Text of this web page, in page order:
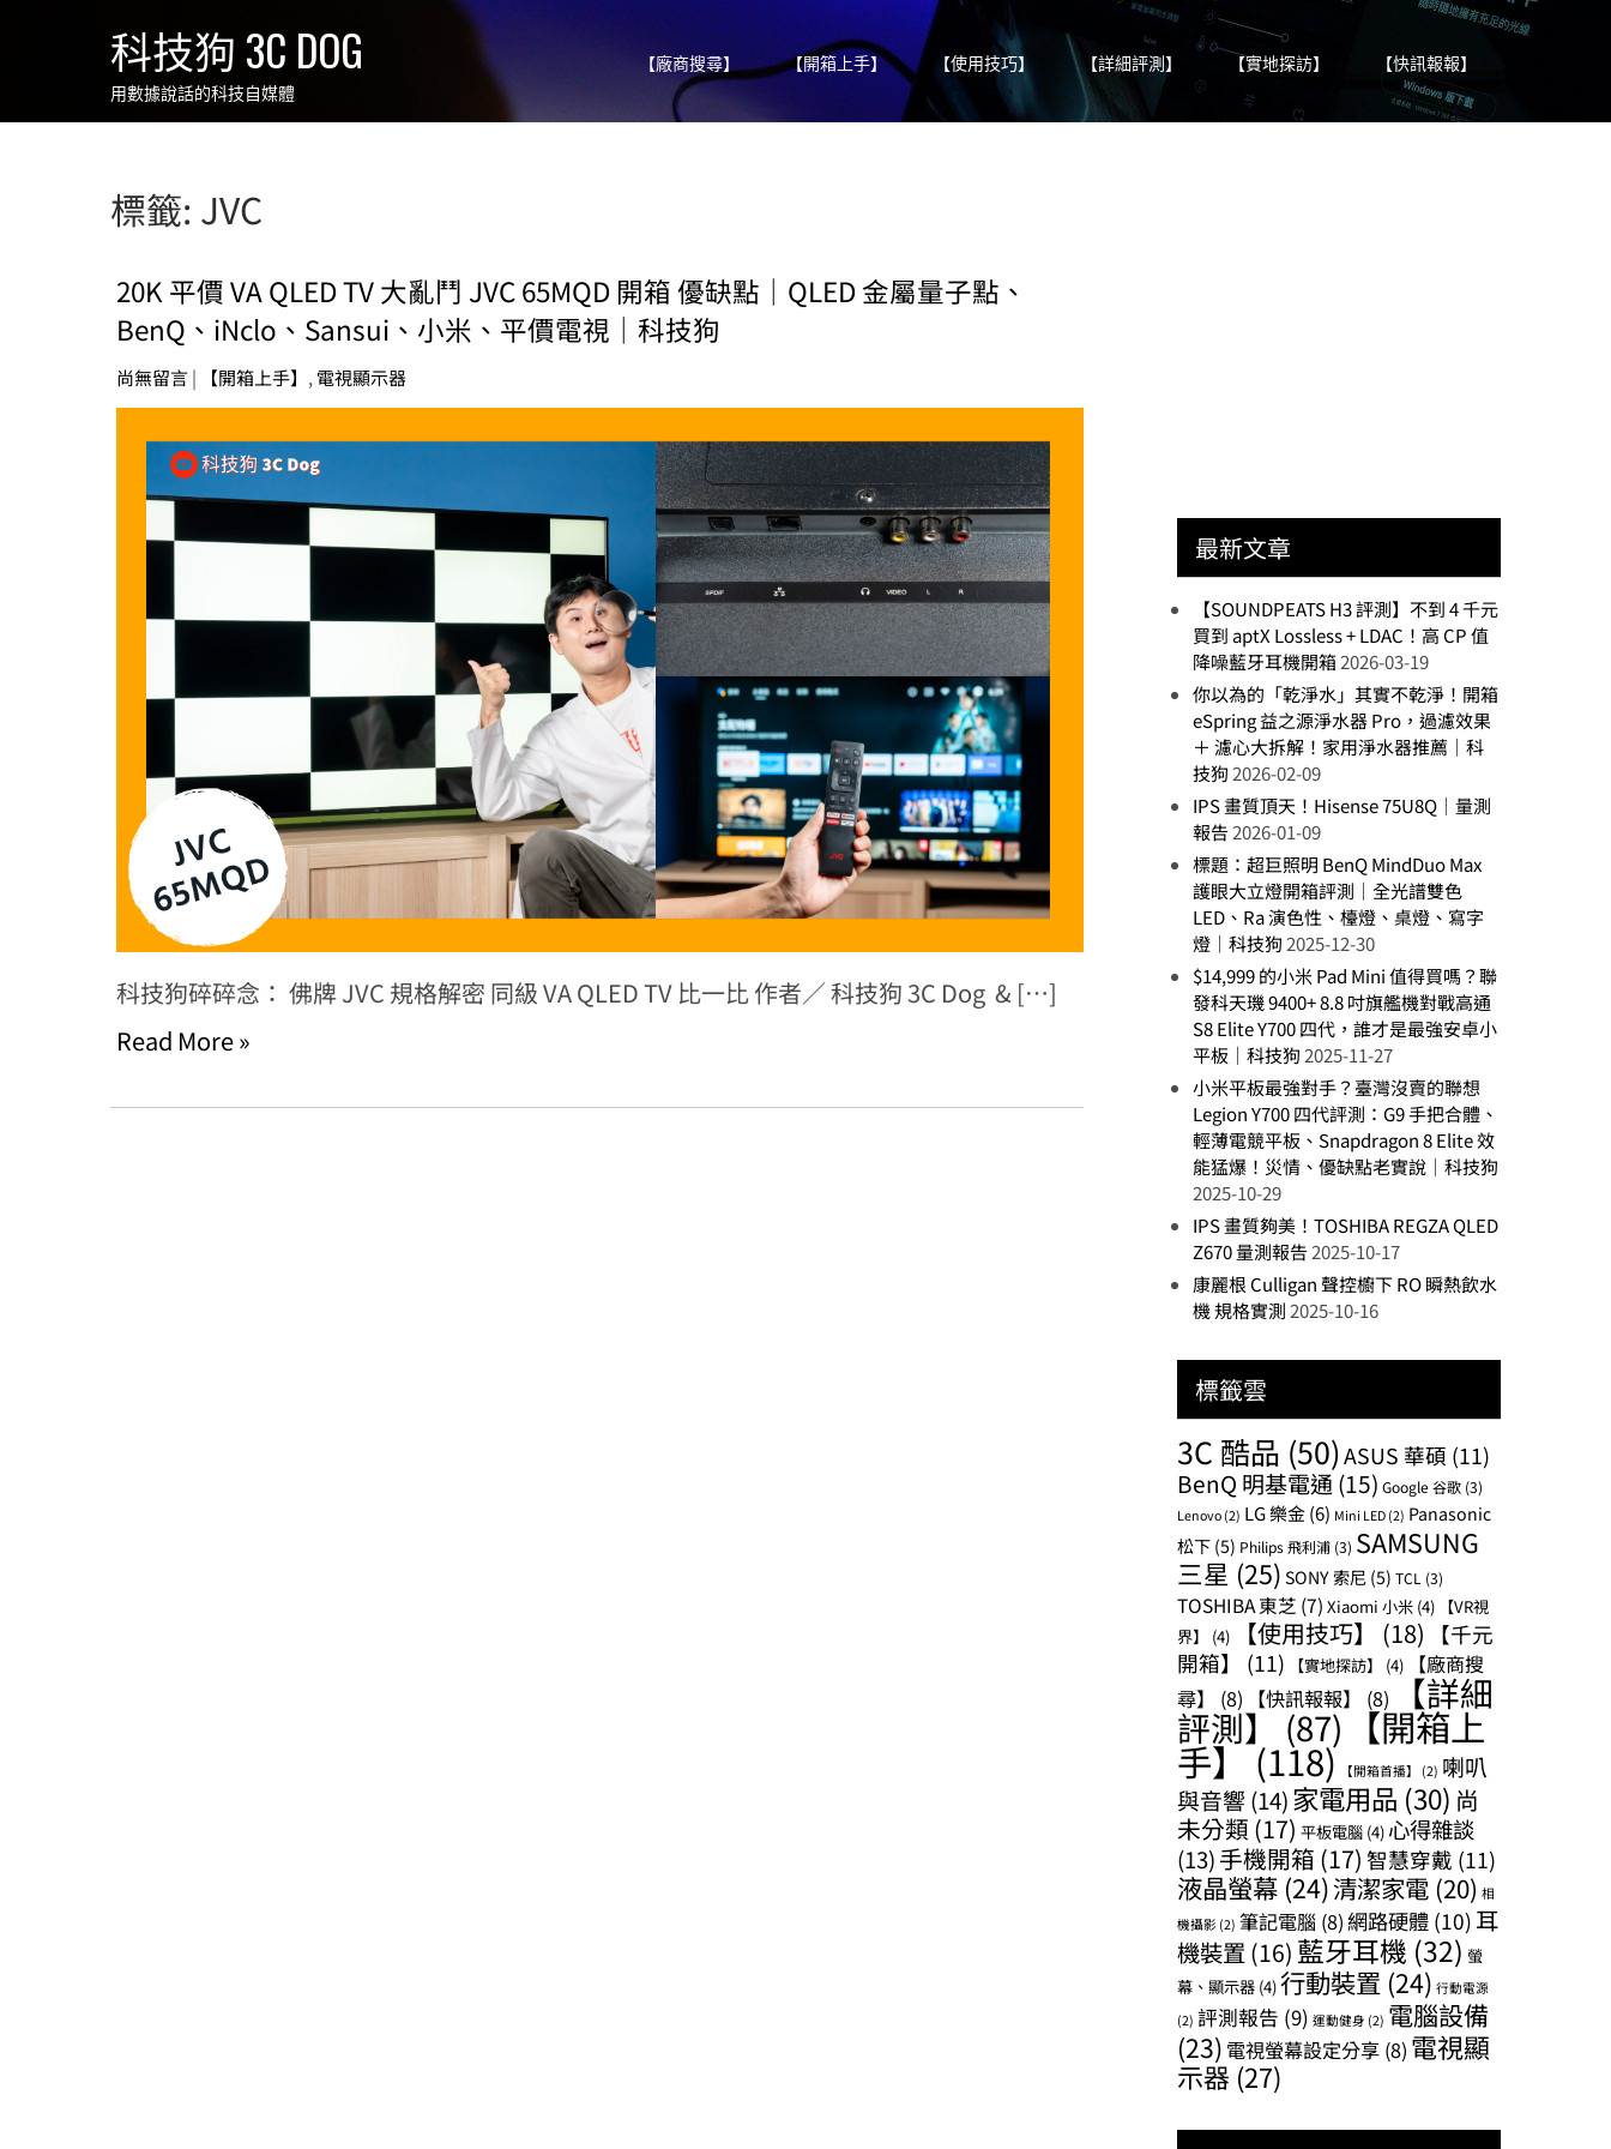
科技狗 3C DOG
用數據說話的科技自媒體
【廠商搜尋】 【開箱上手】 【使用技巧】 【詳細評測】 【實地探訪】 【快訊報報】
標籤: JVC
20K 平價 VA QLED TV 大亂鬥 JVC 65MQD 開箱 優缺點｜QLED 金屬量子點、
BenQ、iNclo、Sansui、小米、平價電視｜科技狗
尚無留言| 【開箱上手】 , 電視顯示器
科技狗碎碎念： 佛牌 JVC 規格解密 同級 VA QLED TV 比一比 作者／ 科技狗 3C Dog & […]
Read More »
最新文章
【SOUNDPEATS H3 評測】不到 4 千元
買到 aptX Lossless + LDAC！高 CP 值
降噪藍牙耳機開箱2026-03-19
你以為的「乾淨水」其實不乾淨！開箱
eSpring 益之源淨水器 Pro，過濾效果
＋ 濾心大拆解！家用淨水器推薦｜科
技狗2026-02-09
IPS 畫質頂天！Hisense 75U8Q｜量測
報告2026-01-09
標題：超巨照明 BenQ MindDuo Max
護眼大立燈開箱評測｜全光譜雙色
LED、Ra 演色性、檯燈、桌燈、寫字
燈｜科技狗2025-12-30
$14,999 的小米 Pad Mini 值得買嗎？聯
發科天璣 9400+ 8.8 吋旗艦機對戰高通
S8 Elite Y700 四代，誰才是最強安卓小
平板｜科技狗2025-11-27
小米平板最強對手？臺灣沒賣的聯想
Legion Y700 四代評測：G9 手把合體、
輕薄電競平板、Snapdragon 8 Elite 效
能猛爆！災情、優缺點老實說｜科技狗
2025-10-29
IPS 畫質夠美！TOSHIBA REGZA QLED
Z670 量測報告2025-10-17
康麗根 Culligan 聲控櫥下 RO 瞬熱飲水
機 規格實測2025-10-16
標籤雲
3C 酷品 (50)ASUS 華碩 (11)
BenQ 明基電通 (15) Google 谷歌 (3)
Lenovo (2) LG 樂金(6) Mini LED (2) Panasonic
松下 (5) Philips 飛利浦 (3) SAMSUNG
三星 (25) SONY 索尼 (5) TCL (3)
TOSHIBA 東芝 (7) Xiaomi 小米 (4) 【VR視
界】
(4) 【使用技巧】 (18)
【千元
開箱】
(11) 【實地探訪】 (4)
【廠商搜
尋】
(8) 【快訊報報】 (8) 【詳細
評測】 (87)【開箱上
手】(118) 【開箱首播】 (2) 喇叭
與音響 (14)家電用品 (30) 尚
未分類 (17) 平板電腦 (4) 心得雜談
(13)手機開箱 (17) 智慧穿戴 (11)
液晶螢幕 (24)清潔家電 (20) 相
機攝影 (2) 筆記電腦 (8)網路硬體 (10) 耳
機裝置 (16) 藍牙耳機 (32) 螢
幕、顯示器 (4)行動裝置 (24) 行動電源
(2) 評測報告 (9) 運動健身 (2) 電腦設備
(23) 電視螢幕設定分享 (8) 電視顯
示器 (27)